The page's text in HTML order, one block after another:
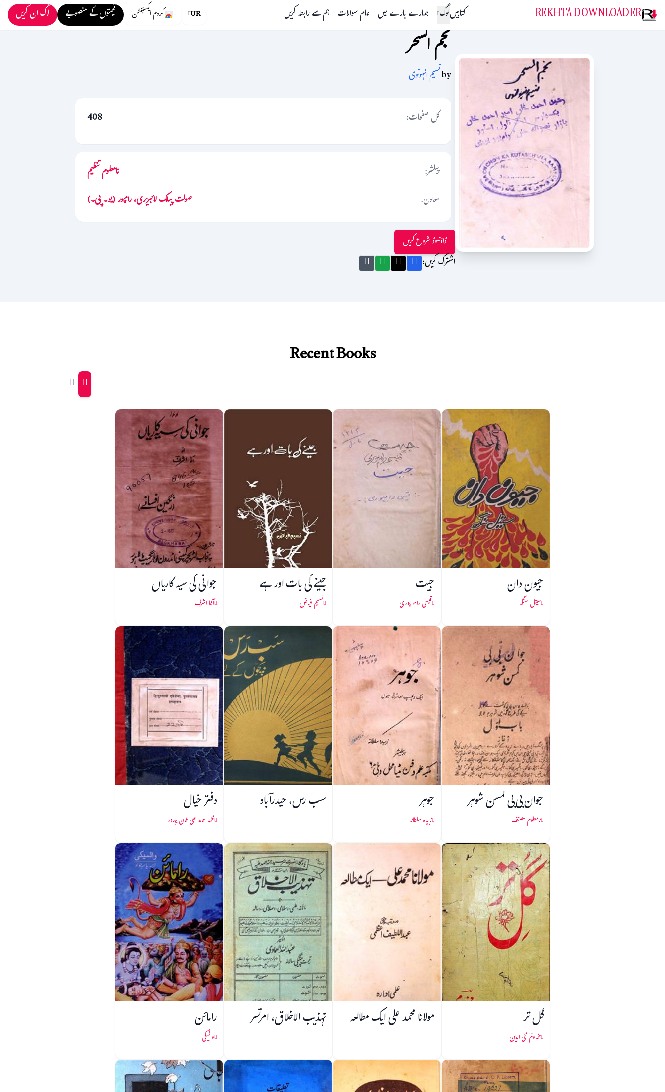
REKHTA DOWNLOADER کتابیںلوگ ہمارے بارے میں عام سوالات ہم سے رابطہ کریں UR کروم ایکسٹینشن قیمتوں کے منصوبے لاگ ان کریں
نجم السحر
byنسیم انہونوی
کل صفحات:
408
پبلشر:
نامعلوم تنظیم
معاون:
صولت پبلک لائبریری، رامپور (یو۔ پی۔)
ڈاؤنلوڈ شروع کریں
اشتراک کریں:
Recent Books
جیون دان
سیتل سنگھ
جیت
قیسی رام پوری
جینے کی بات اور ہے
نسیم فیاض
جوانی کی سیہ کاریاں
آغا اشرف
جوان بی بی کمسن شوہر
نامعلوم مصنف
جوہر
زبیدہ سلطانہ
سب رس، حیدرآباد دفتر خیال
محمد حامد علی خان بہادر
گل تر
مخدومؔ محی الدین
مولانا محمد علی ایک مطالعہ تہذیب الاخلاق، امرتسر رامائن
والمیکی